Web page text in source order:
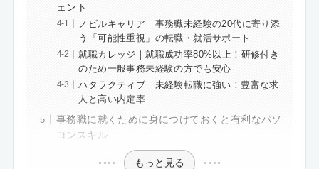
ェント
ノビルキャリア｜事務職未経験の20代に寄り添
う「可能性重視」の転職・就活サポート
就職カレッジ｜就職成功率80%以上！研修付き
のため一般事務未経験の方でも安心
ハタラクティブ｜未経験転職に強い！豊富な求
人と高い内定率
事務職に就くために身につけておくと有利なパソ
コンスキル
もっと見る